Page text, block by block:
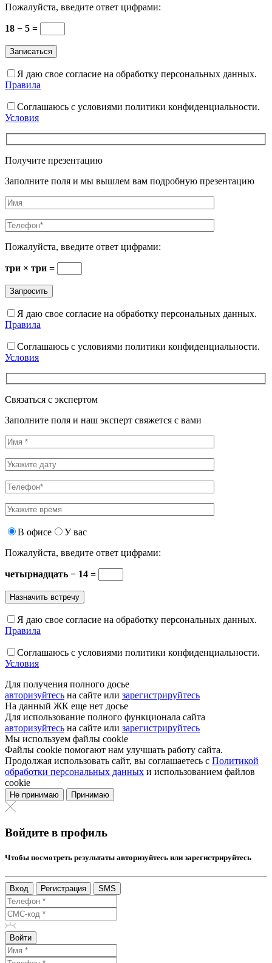
Пожалуйста, введите ответ цифрами:
18 − 5 =
Я даю свое согласие на обработку персональных данных.
Правила
Соглашаюсь с условиями политики конфиденциальности.
Условия
Получите презентацию
Заполните поля и мы вышлем вам подробную презентацию
Пожалуйста, введите ответ цифрами:
три × три =
Я даю свое согласие на обработку персональных данных.
Правила
Соглашаюсь с условиями политики конфиденциальности.
Условия
Связаться с экспертом
Заполните поля и наш эксперт свяжется с вами
В офисе
У вас
Пожалуйста, введите ответ цифрами:
четырнадцать − 14 =
Я даю свое согласие на обработку персональных данных.
Правила
Соглашаюсь с условиями политики конфиденциальности.
Условия
Для получения полного досье
авторизуйтесь на сайте или зарегистрируйтесь
На данный ЖК еще нет досье
Для использование полного функционала сайта
авторизуйтесь на сайте или зарегистрируйтесь
Мы используем файлы cookie
Файлы cookie помогают нам улучшать работу сайта.
Продолжая использовать сайт, вы соглашаетесь с Политикой
обработки персональных данных и использованием файлов
cookie
Не принимаю Принимаю
Войдите в профиль
Чтобы посмотреть результаты авторизуйтесь или зарегистрируйтесь
Вход Регистрация SMS
Войти